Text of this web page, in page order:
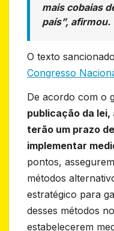
mais cobaias
país”, afirmou.
O texto sancionado
Congresso
De acordo com o
publicação da
terão um prazo
implementar
pontos,
métodos
estratégico para
desses métodos
estabelecerem